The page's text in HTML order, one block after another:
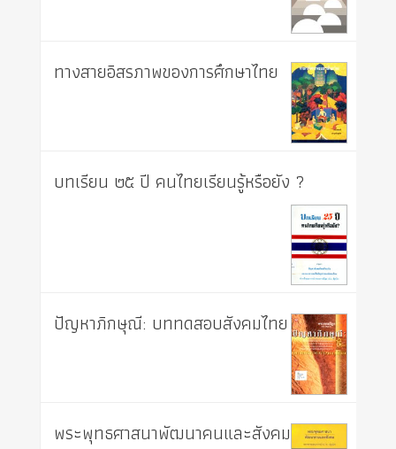
ทางสายอิสรภาพของการศึกษาไทย
บทเรียน ๒๕ ปี คนไทยเรียนรู้หรือยัง ?
ปัญหาภิกษุณี: บททดสอบสังคมไทย
พระพุทธศาสนาพัฒนาคนและสังคม